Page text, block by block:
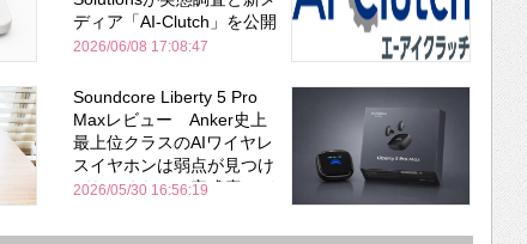
ディア「AI-Clutch」を公開
2026/06/08 17:08:47
Soundcore Liberty 5 Pro
Maxレビュー Anker史上
最上位クラスのAIワイヤレ
スイヤホンは弱点が見つけ
づらいくらいの完成度にび
Bose並み
2026/05/30 16:56:19